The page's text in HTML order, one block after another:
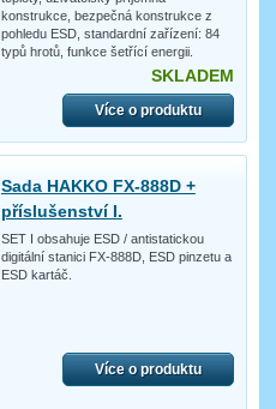
konstrukce, bezpečná konstrukce z
pohledu ESD, standardní zařízení: 84
typů hrotů, funkce šetřící energii.
SKLADEM
Více o produktu
Sada HAKKO FX-888D +
příslušenství I.
SET I obsahuje ESD / antistatickou
digitální stanici FX-888D, ESD pinzetu a
ESD kartáč.
Více o produktu